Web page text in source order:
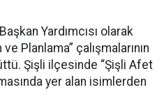
Yardımcısı olarak
Planlama” çalışmalarının
Şişli ilçesinde “Şişli Afet
yer alan isimlerden